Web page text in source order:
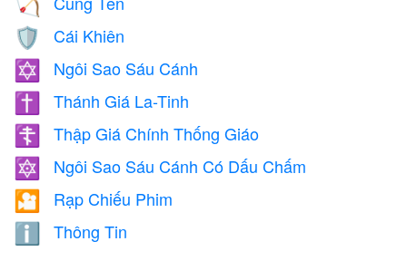
🏹
🛡️ Cái Khiên
✡️ Ngôi Sao Sáu Cánh
✝️ Thánh Giá La-Tinh
☦️ Thập Giá Chính Thống Giáo
🔯 Ngôi Sao Sáu Cánh Có Dấu Chấm
🎦 Rạp Chiếu Phim
ℹ️ Thông Tin